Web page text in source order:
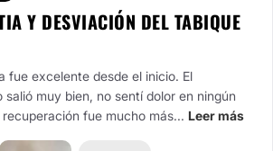
Y DESVIACIÓN DEL TABIQUE
fue excelente desde el inicio. El
salió muy bien, no sentí dolor en ningún
fue mucho más... Leer más